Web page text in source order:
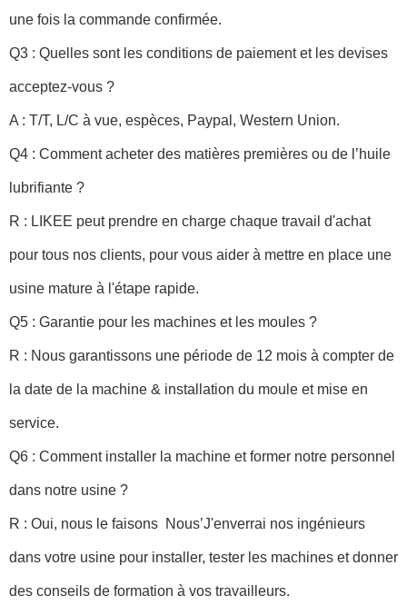
une fois la commande confirmée.
Q3 : Quelles sont les conditions de paiement et les devises
acceptez-vous ?
A : T/T, L/C à vue, espèces, Paypal, Western Union.
Q4 : Comment acheter des matières premières ou de l’huile
lubrifiante ?
R : LIKEE peut prendre en charge chaque travail d'achat
pour tous nos clients, pour vous aider à mettre en place une
usine mature à l'étape rapide.
Q5 : Garantie pour les machines et les moules ?
R : Nous garantissons une période de 12 mois à compter de
la date de la machine & installation du moule et mise en
service.
Q6 : Comment installer la machine et former notre personnel
dans notre usine ?
R : Oui, nous le faisons Nous’J'enverrai nos ingénieurs
dans votre usine pour installer, tester les machines et donner
des conseils de formation à vos travailleurs.